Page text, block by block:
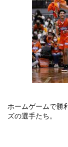
ホームゲームで勝
ズの選手たち。